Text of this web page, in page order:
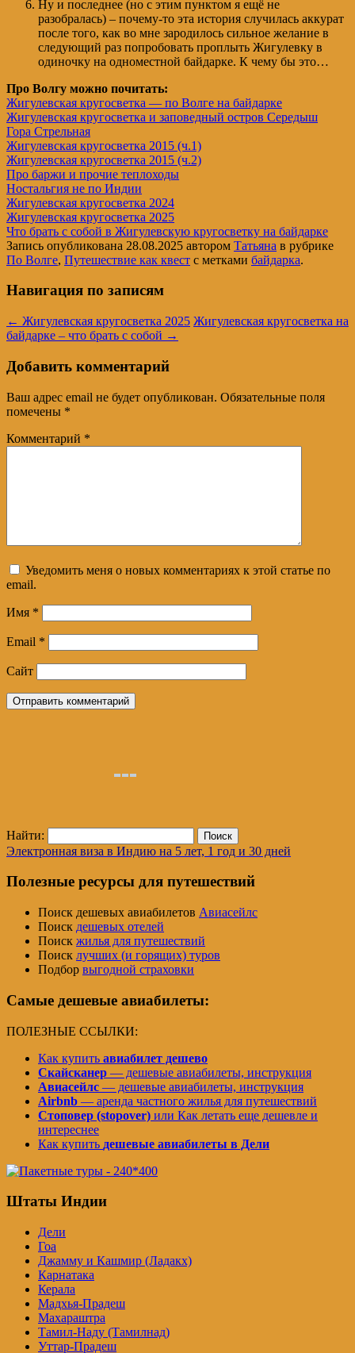
Ну и последнее (но с этим пунктом я ещё не
разобралась) – почему-то эта история случилась аккурат
после того, как во мне зародилось сильное желание в
следующий раз попробовать проплыть Жигулевку в
одиночку на одноместной байдарке. К чему бы это…
Про Волгу можно почитать:
Жигулевская кругосветка — по Волге на байдарке
Жигулевская кругосветка и заповедный остров Середыш
Гора Стрельная
Жигулевская кругосветка 2015 (ч.1)
Жигулевская кругосветка 2015 (ч.2)
Про баржи и прочие теплоходы
Ностальгия не по Индии
Жигулевская кругосветка 2024
Жигулевская кругосветка 2025
Что брать с собой в Жигулевскую кругосветку на байдарке
Запись опубликована 28.08.2025 автором Татьяна в рубрике
По Волге, Путешествие как квест с метками байдарка.
Навигация по записям
← Жигулевская кругосветка 2025 Жигулевская кругосветка на
байдарке – что брать с собой →
Добавить комментарий
Ваш адрес email не будет опубликован. Обязательные поля
помечены *
Комментарий *
Уведомить меня о новых комментариях к этой статье по
email.
Имя *
Email *
Сайт
Найти:
Электронная виза в Индию на 5 лет, 1 год и 30 дней
Полезные ресурсы для путешествий
Поиск дешевых авиабилетов Авиасейлс
Поиск дешевых отелей
Поиск жилья для путешествий
Поиск лучших (и горящих) туров
Подбор выгодной страховки
Самые дешевые авиабилеты:
ПОЛЕЗНЫЕ ССЫЛКИ:
Как купить авиабилет дешево
Скайсканер — дешевые авиабилеты, инструкция
Авиасейлс — дешевые авиабилеты, инструкция
Airbnb — аренда частного жилья для путешествий
Стоповер (stopover) или Как летать еще дешевле и
интереснее
Как купить дешевые авиабилеты в Дели
Штаты Индии
Дели
Гоа
Джамму и Кашмир (Ладакх)
Карнатака
Керала
Мадхья-Прадеш
Махараштра
Тамил-Наду (Тамилнад)
Уттар-Прадеш